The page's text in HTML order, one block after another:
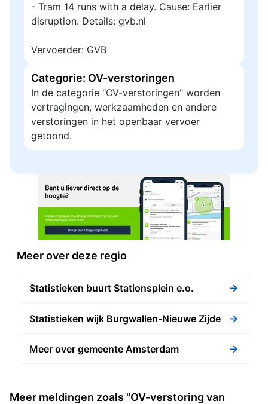
- Tram 14 runs with a delay. Cause: Earlier
disruption. Details: gvb.nl
Vervoerder: GVB
Categorie: OV-verstoringen
In de categorie "OV-verstoringen" worden
vertragingen, werkzaamheden en andere
verstoringen in het openbaar vervoer
getoond.
Meer over deze regio
Statistieken buurt Stationsplein e.o. →
Statistieken wijk Burgwallen-Nieuwe Zijde →
Meer over gemeente Amsterdam →
Meer meldingen zoals "OV-verstoring van